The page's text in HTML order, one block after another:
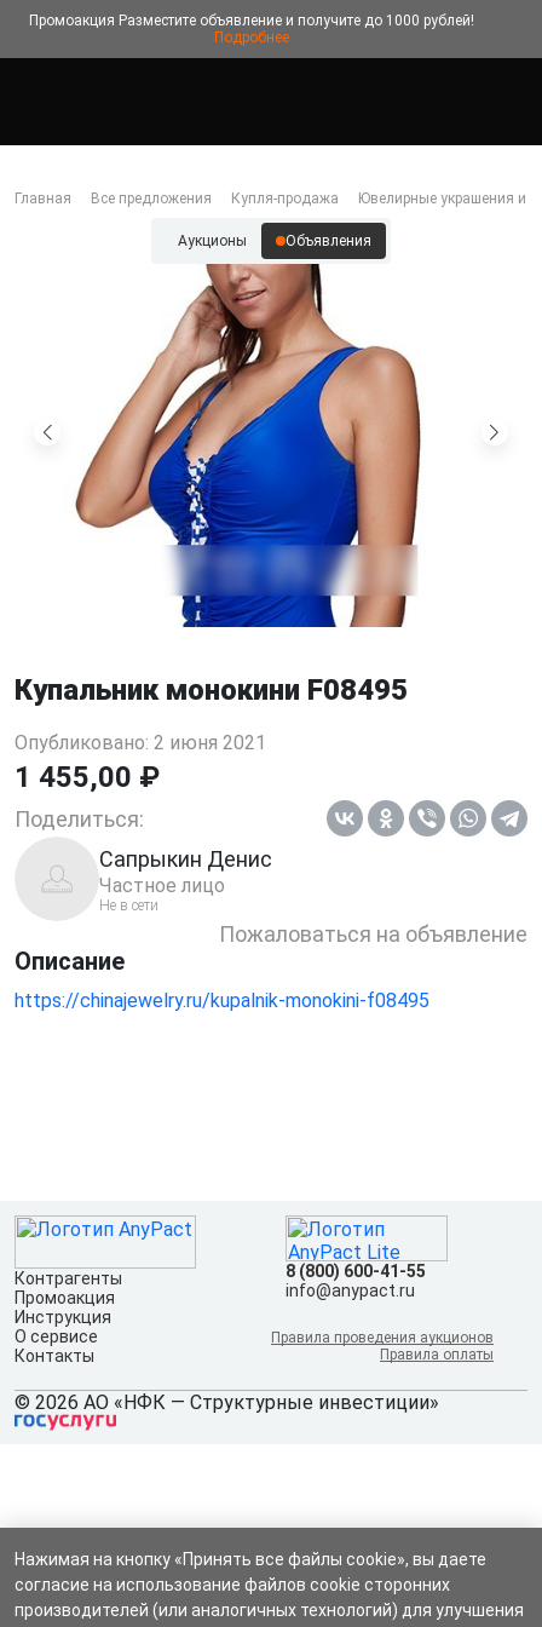
Промоакция Разместите объявление и получите до 1000 рублей!
Подробнее
Главная Все предложения Купля-продажа Ювелирные украшения и
Аукционы Объявления
Купальник монокини F08495
Опубликовано: 2 июня 2021
1 455,00 ₽
Поделиться:
Сапрыкин Денис
Частное лицо
Не в сети
Пожаловаться на объявление
Описание
https://chinajewelry.ru/kupalnik-monokini-f08495
Контрагенты
Промоакция
Инструкция
О сервисе
Контакты
8 (800) 600-41-55
info@anypact.ru
Правила проведения аукционов
Правила оплаты
© 2026 АО «НФК — Структурные инвестиции»
Нажимая на кнопку «Принять все файлы cookie», вы даете
согласие на использование файлов cookie сторонних
производителей (или аналогичных технологий) для улучшения